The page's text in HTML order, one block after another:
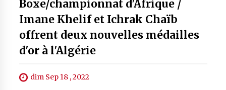
Boxe/championnat d'Afrique /
Imane Khelif et Ichrak Chaïb
offrent deux nouvelles médailles
d'or à l'Algérie
dim Sep 18 , 2022